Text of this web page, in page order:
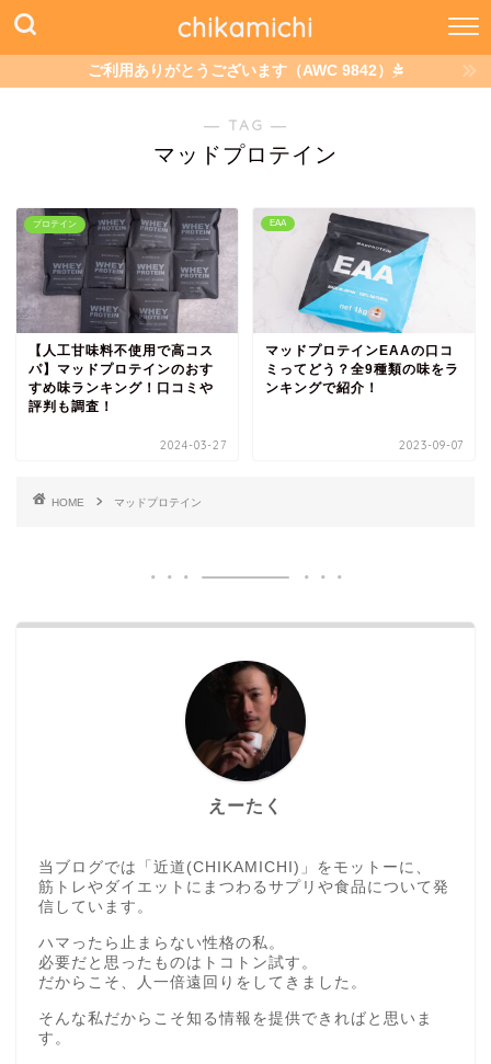
chikamichi
ご利用ありがとうございます（AWC 9842）
― TAG ―
マッドプロテイン
プロテイン
【人工甘味料不使用で高コス
パ】マッドプロテインのおす
すめ味ランキング！口コミや
評判も調査！
2024-03-27
EAA
マッドプロテインEAAの口コ
ミってどう？全9種類の味をラ
ンキングで紹介！
2023-09-07
HOME マッドプロテイン
えーたく
当ブログでは「近道(CHIKAMICHI)」をモットーに、
筋トレやダイエットにまつわるサプリや食品について発
信しています。
ハマったら止まらない性格の私。
必要だと思ったものはトコトン試す。
だからこそ、人一倍遠回りをしてきました。
そんな私だからこそ知る情報を提供できればと思いま
す。